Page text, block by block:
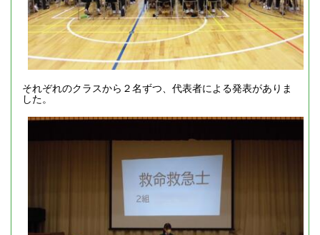
それぞれのクラスから２名ずつ、代表者による発表がありま
した。